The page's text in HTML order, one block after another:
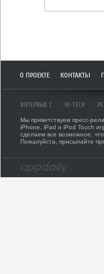
О ПРОЕКТЕ КОНТАКТЫ
ИНТЕРВЬЮ С HI-TECH
Мы приветствуем пресс-
iPhone, iPad и iPod Touch
сделаем все возможное,
Пожалуйста, присылайте